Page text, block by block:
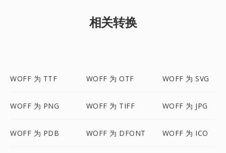
相关转换
WOFF 为 TTF WOFF 为 OTF WOFF 为 SVG
WOFF 为 PNG WOFF 为 TIFF WOFF 为 JPG
WOFF 为 PDB WOFF 为 DFONT WOFF 为 ICO